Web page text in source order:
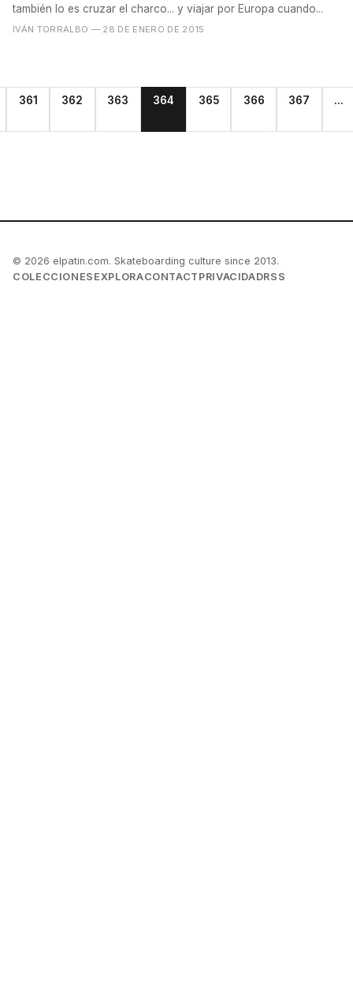
también lo es cruzar el charco... y viajar por Europa cuando...
IVÁN TORRALBO — 28 DE ENERO DE 2015
361 362 363 364 365 366 367 ...
© 2026 elpatin.com. Skateboarding culture since 2013.
COLECCIONES EXPLORACONTACT PRIVACIDADRSS